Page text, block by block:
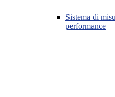
Sistema di
performance